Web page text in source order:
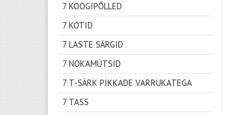
7 KÖÖGIPÕLLED
7 KOTID
7 LASTE SÄRGID
7 NOKAMÜTSID
7 T-SÄRK PIKKADE VARRUKATEGA
7 TASS